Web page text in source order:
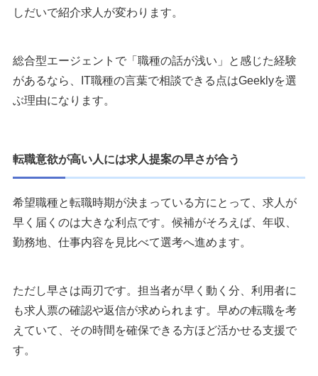
しだいで紹介求人が変わります。
総合型エージェントで「職種の話が浅い」と感じた経験
があるなら、IT職種の言葉で相談できる点はGeeklyを選
ぶ理由になります。
転職意欲が高い人には求人提案の早さが合う
希望職種と転職時期が決まっている方にとって、求人が
早く届くのは大きな利点です。候補がそろえば、年収、
勤務地、仕事内容を見比べて選考へ進めます。
ただし早さは両刃です。担当者が早く動く分、利用者に
も求人票の確認や返信が求められます。早めの転職を考
えていて、その時間を確保できる方ほど活かせる支援で
す。